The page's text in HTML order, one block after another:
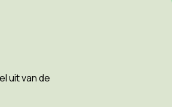
uit van de